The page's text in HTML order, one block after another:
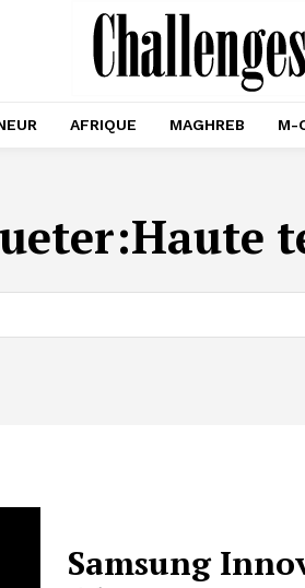
AFRIQUE MAGHREB M-
Haute
Samsung